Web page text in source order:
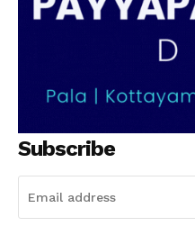
Contact us
Grievance Redressal
Subscribe